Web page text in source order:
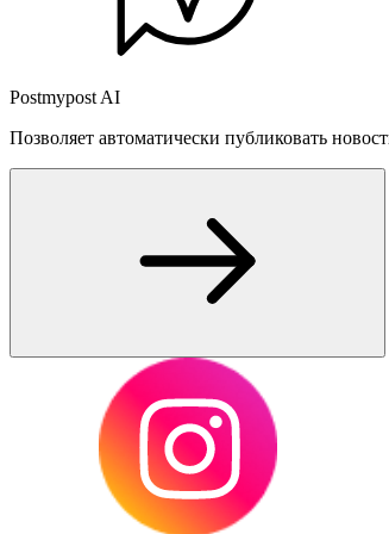
Postmypost AI
Позволяет автоматически публиковать